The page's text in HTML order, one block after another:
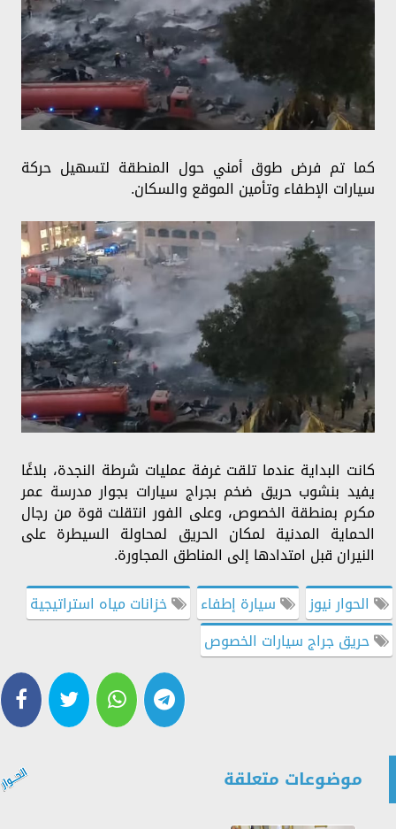
كما تم فرض طوق أمني حول المنطقة لتسهيل حركة
سيارات الإطفاء وتأمين الموقع والسكان.
كانت البداية عندما تلقت غرفة عمليات شرطة النجدة، بلاغًا
يفيد بنشوب حريق ضخم بجراج سيارات بجوار مدرسة عمر
مكرم بمنطقة الخصوص، وعلى الفور انتقلت قوة من رجال
الحماية المدنية لمكان الحريق لمحاولة السيطرة على
النيران قبل امتدادها إلى المناطق المجاورة.
الحوار نيوز
سيارة إطفاء
خزانات مياه استراتيجية
حريق جراج سيارات الخصوص
موضوعات متعلقة